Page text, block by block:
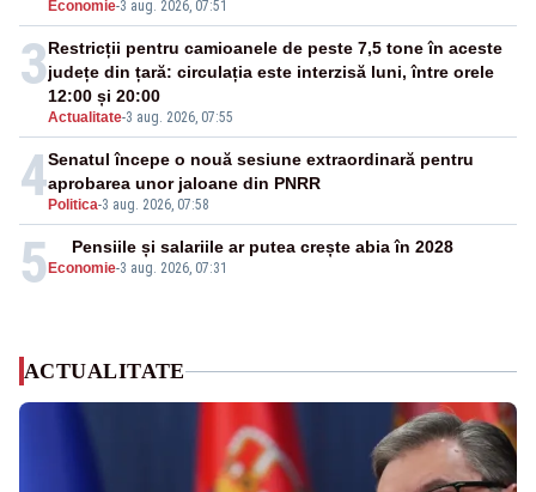
Economie-3 aug. 2026, 07:51
3
Actualitate-3 aug. 2026, 07:55
Restricții pentru camioanele de peste 7,5 tone în aceste
județe din țară: circulația este interzisă luni, între orele
12:00 și 20:00
4 Politica-3 aug. 2026, 07:58
Senatul începe o nouă sesiune extraordinară pentru
aprobarea unor jaloane din PNRR
5 Economie-3 aug. 2026, 07:31
Pensiile și salariile ar putea crește abia în 2028
ACTUALITATE